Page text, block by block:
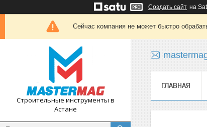
Создать сайт на
Сейчас компания не может быстро
Строительные инструменты в
Астане
ГЛАВНАЯ